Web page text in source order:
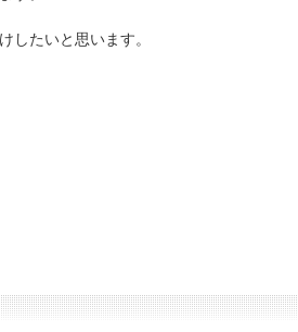
したいと思います。